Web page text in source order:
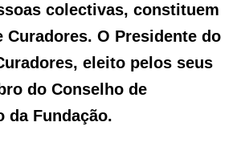
colectivas, constituem
Curadores. O Presidente do
eleito pelos seus
do Conselho de
da Fundação.